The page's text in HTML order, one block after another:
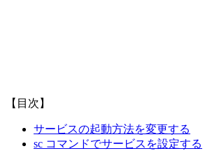
【目次】
サービスの起動方法を変更する
sc コマンドでサービスを設定する